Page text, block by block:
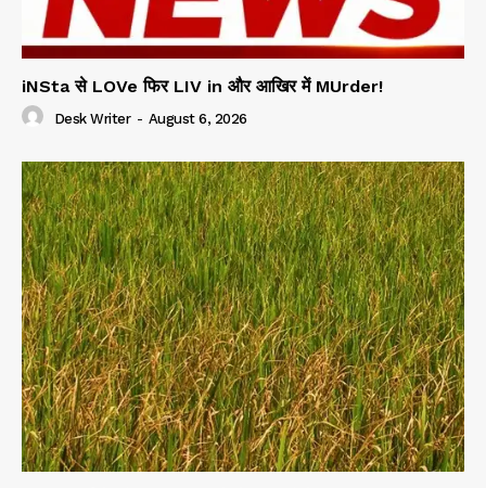
iNSta से LOVe फिर LIV in और आखिर में MUrder!
Desk Writer - August 6, 2026